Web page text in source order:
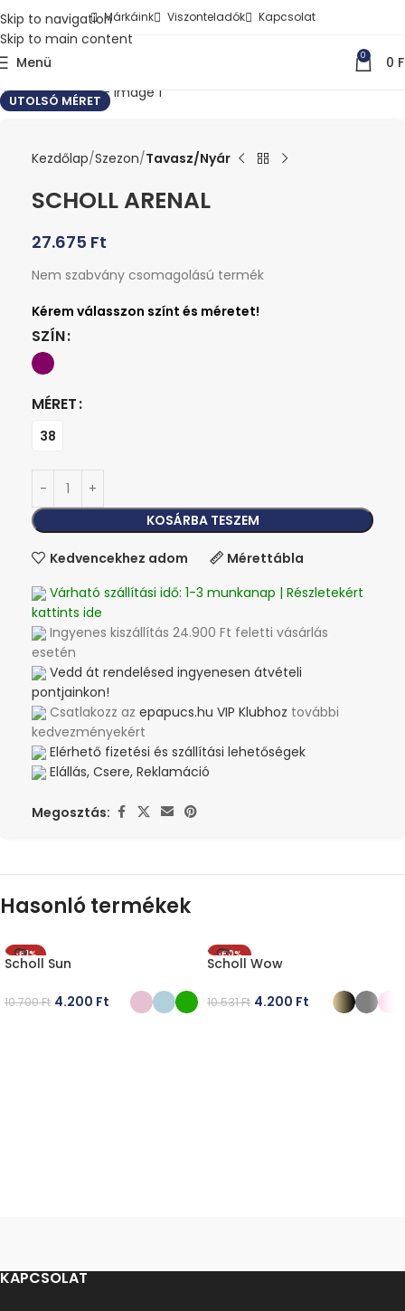
Skip to navigation
Skip to main content
Márkáink Viszonteladók Kapcsolat
Menü 0 0
UTOLSÓ MÉRET
Kezdőlap Szezon Tavasz/Nyár
SCHOLL ARENAL
27.675 Ft
Nem szabvány csomagolású termék
SZÍN
MÉRET
38
KOSÁRBA TESZEM
Kedvencekhez adom
Mérettábla
Várható szállítási idő: 1-3 munkanap | Részletekért
kattints ide
Ingyenes kiszállítás 24.900 Ft feletti vásárlás
esetén
Vedd át rendelésed ingyenesen átvételi
pontjainkon!
Csatlakozz az epapucs.hu VIP Klubhoz további
kedvezményekért
Elérhető fizetési és szállítási lehetőségek
Elállás, Csere, Reklamáció
Megosztás:
Hasonló termékek
-61%
Scholl Sun
10.700Ft 4.200 Ft
-60%
Scholl Wow
10.531Ft 4.200 Ft
KAPCSOLAT